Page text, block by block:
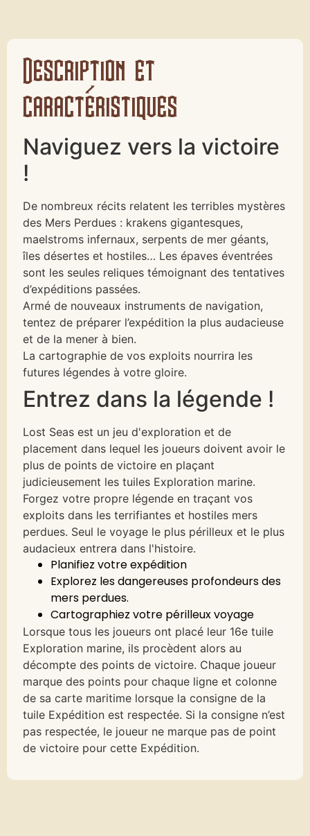
Description et
caractéristiques
Naviguez vers la victoire
!
De nombreux récits relatent les terribles mystères
des Mers Perdues : krakens gigantesques,
maelstroms infernaux, serpents de mer géants,
îles désertes et hostiles… Les épaves éventrées
sont les seules reliques témoignant des tentatives
d’expéditions passées.
Armé de nouveaux instruments de navigation,
tentez de préparer l’expédition la plus audacieuse
et de la mener à bien.
La cartographie de vos exploits nourrira les
futures légendes à votre gloire.
Entrez dans la légende !
Lost Seas est un jeu d'exploration et de
placement dans lequel les joueurs doivent avoir le
plus de points de victoire en plaçant
judicieusement les tuiles Exploration marine.
Forgez votre propre légende en traçant vos
exploits dans les terrifiantes et hostiles mers
perdues. Seul le voyage le plus périlleux et le plus
audacieux entrera dans l'histoire.
Planifiez votre expédition
Explorez les dangereuses profondeurs des
mers perdues.
Cartographiez votre périlleux voyage
Lorsque tous les joueurs ont placé leur 16e tuile
Exploration marine, ils procèdent alors au
décompte des points de victoire. Chaque joueur
marque des points pour chaque ligne et colonne
de sa carte maritime lorsque la consigne de la
tuile Expédition est respectée. Si la consigne n’est
pas respectée, le joueur ne marque pas de point
de victoire pour cette Expédition.